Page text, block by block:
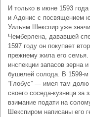
И только в июне 1593
и Адонис с посвящением
Уильям Шекспир уже
Чемберлена, дававшей
1597 году он покупает
прежнему жила его семья.
инспекции запасов зерна
бушелей солода. В 1599-м
“Глобус” — имея там долю
своего соседа-кузнеца за
взимание подати на
Шекспиром написаны его